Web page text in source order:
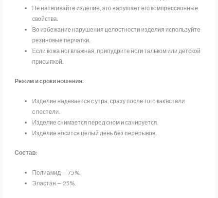
Не натягивайте изделие, это нарушает его компрессионные
свойства.
Во избежание нарушения целостности изделия используйте
резиновые перчатки.
Если кожа ног влажная, припудрите ноги тальком или детской
присыпкой.
Режим и сроки ношения:
Изделие надевается с утра, сразу после того как встали
с постели.
Изделие снимается перед сном и санируется.
Изделие носится целый день без перерывов.
Состав:
Полиамид — 75%.
Эластан — 25%.